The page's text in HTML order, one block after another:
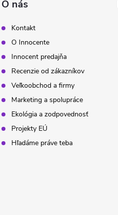
O nás
Kontakt
O Innocente
Innocent predajňa
Recenzie od zákazníkov
Veľkoobchod a firmy
Marketing a spolupráce
Ekológia a zodpovednosť
Projekty EÚ
Hľadáme práve teba